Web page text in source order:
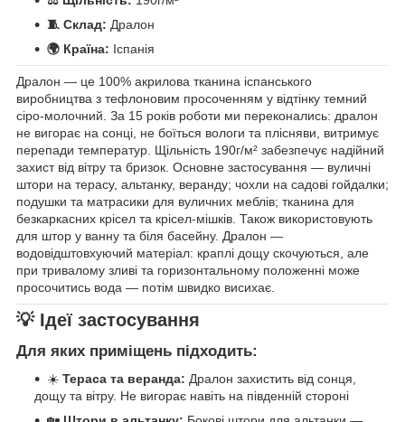
🧵 Склад: Дралон
🌍 Країна: Іспанія
Дралон — це 100% акрилова тканина іспанського
виробництва з тефлоновим просоченням у відтінку темний
сiро-молочний. За 15 років роботи ми переконались: дралон
не вигорає на сонці, не боїться вологи та плісняви, витримує
перепади температур. Щільність 190г/м² забезпечує надійний
захист від вітру та бризок. Основне застосування — вуличні
штори на терасу, альтанку, веранду; чохли на садові гойдалки;
подушки та матрасики для вуличних меблів; тканина для
безкаркасних крісел та крісел-мішків. Також використовують
для штор у ванну та біля басейну. Дралон —
водовідштовхуючий матеріал: краплі дощу скочуються, але
при тривалому зливі та горизонтальному положенні може
просочитись вода — потім швидко висихає.
💡 Ідеї застосування
Для яких приміщень підходить:
☀️ Тераса та веранда: Дралон захистить від сонця,
дощу та вітру. Не вигорає навіть на південній стороні